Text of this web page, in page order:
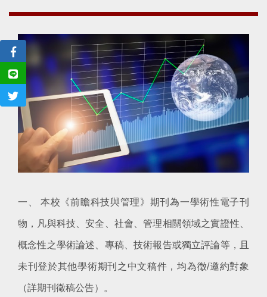
一、 本校《前瞻科技與管理》期刊為一學術性電子刊
物，凡與科技、安全、社會、管理相關領域之實證性、
概念性之學術論述、專稿、技術報告或獨立評論等，且
未刊登於其他學術期刊之中文稿件，均為徵/邀約對象
（詳期刊徵稿公告）。